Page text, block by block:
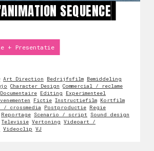
SEQUENCE
+ Presentatie
Art Direction Bedrijfsfilm Bemiddeling
Character Design Commercial / reclame
Documentaire Editing
Experimenteel
Fictie Instructiefilm Kortfilm
crossmedia Postproductie Regie
Reportage Scenario / script
Sound design
Televisie Vertoning Videoart /
Videoclip VJ